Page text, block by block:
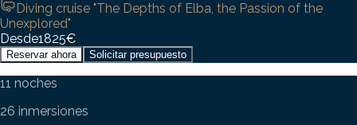
Diving cruise "The Depths of Elba, the Passion of the
Unexplored"
Desde1825€
Reservar ahora Solicitar presupuesto
11 noches
26 inmersiones